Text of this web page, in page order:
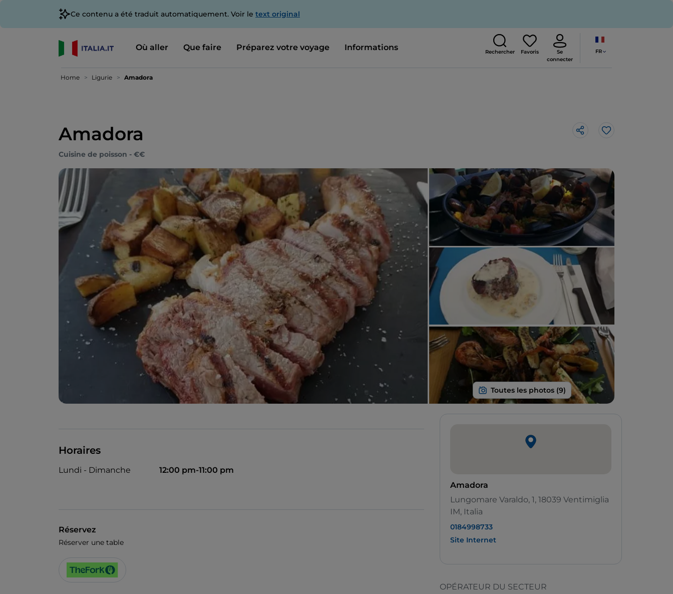
Ce contenu a été traduit automatiquement. Voir le text original
Où aller Que faire Préparez votre voyage Informations Rechercher Favoris
Se
connecter
FR
Home Ligurie Amadora
Amadora J’aime
Cuisine de poisson - €€
Horaires
Lundi - Dimanche 12:00 pm-11:00 pm
Réservez
Réserver une table
Amadora
Lungomare Varaldo, 1, 18039 Ventimiglia
IM, Italia
0184998733
Site Internet
OPÉRATEUR DU SECTEUR